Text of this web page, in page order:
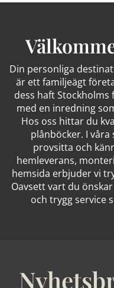
Din personliga
är ett familjeägt
dess haft
med en inredning
Hos oss hittar du
plånböcker. I
provsitta och
hemleverans,
hemsida erbjuder vi
Oavsett vart du
och trygg service